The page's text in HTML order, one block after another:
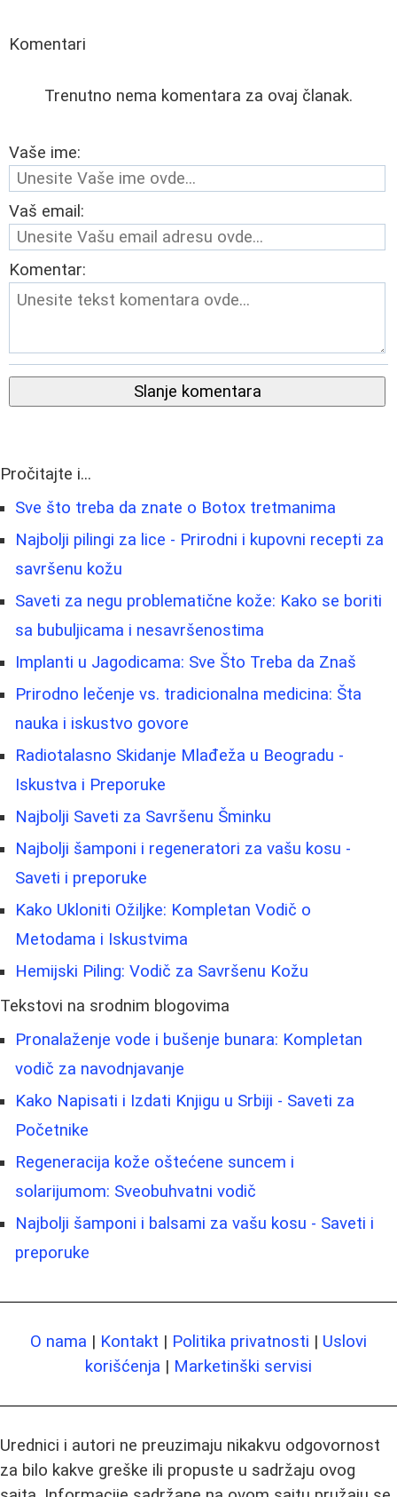
Komentari
Trenutno nema komentara za ovaj članak.
Vaše ime:
Vaš email:
Komentar:
Slanje komentara
Pročitajte i...
Sve što treba da znate o Botox tretmanima
Najbolji pilingi za lice - Prirodni i kupovni recepti za
savršenu kožu
Saveti za negu problematične kože: Kako se boriti
sa bubuljicama i nesavršenostima
Implanti u Jagodicama: Sve Što Treba da Znaš
Prirodno lečenje vs. tradicionalna medicina: Šta
nauka i iskustvo govore
Radiotalasno Skidanje Mlađeža u Beogradu -
Iskustva i Preporuke
Najbolji Saveti za Savršenu Šminku
Najbolji šamponi i regeneratori za vašu kosu -
Saveti i preporuke
Kako Ukloniti Ožiljke: Kompletan Vodič o
Metodama i Iskustvima
Hemijski Piling: Vodič za Savršenu Kožu
Tekstovi na srodnim blogovima
Pronalaženje vode i bušenje bunara: Kompletan
vodič za navodnjavanje
Kako Napisati i Izdati Knjigu u Srbiji - Saveti za
Početnike
Regeneracija kože oštećene suncem i
solarijumom: Sveobuhvatni vodič
Najbolji šamponi i balsami za vašu kosu - Saveti i
preporuke
O nama | Kontakt | Politika privatnosti | Uslovi
korišćenja | Marketinški servisi
Urednici i autori ne preuzimaju nikakvu odgovornost
za bilo kakve greške ili propuste u sadržaju ovog